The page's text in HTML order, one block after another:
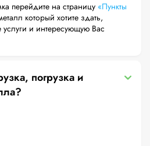
перейдите на страницу «Пункты
который хотите здать,
погрузка и